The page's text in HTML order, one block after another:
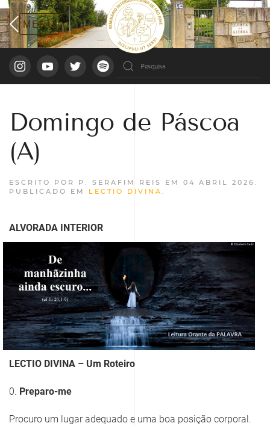
Domingo de Páscoa
(A)
ESCRITO POR P. SERAFIM REIS EM 04 ABRIL 2026 .
PUBLICADO EM LECTIO DIVINA .
ALVORADA INTERIOR
LECTIO DIVINA – Um Roteiro
0. Preparo-me
Procuro um lugar adequado e uma boa posição corporal.